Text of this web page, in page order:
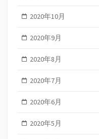
2020年10月
2020年9月
2020年8月
2020年7月
2020年6月
2020年5月